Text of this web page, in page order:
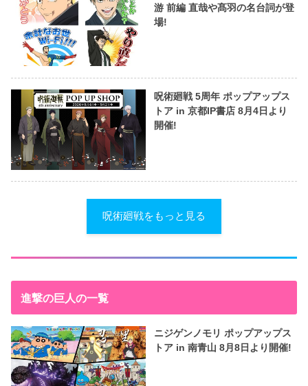
游 前編 直哉や髙羽の名台詞が登
場!
呪術廻戦 5周年 ポップアップス
トア in 京都IP書店 8月4日より
開催!
呪術廻戦をもっと見る
進撃の巨人の一覧
ニジゲンノモリ ポップアップス
トア in 南青山 8月8日より開催!